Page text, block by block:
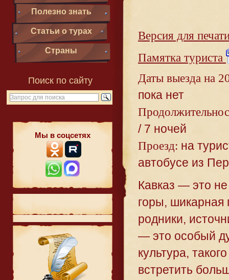
Полезно знать
Статьи о турах
Страны
Поиск по сайту
Мы в соцсетях
Версия для
Памятка туриста
Даты выезда на
пока нет
/ 7 ночей
Проезд: на
автобусе из
Кавказ — это
горы, шикарная
родники,
— это особый
культура,
встретить